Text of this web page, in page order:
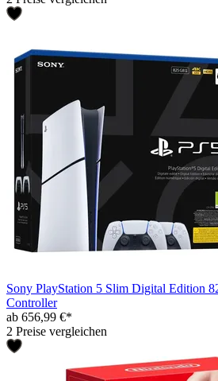
Sony PlayStation 5 Slim Digital Edition
Controller
ab 656,99 €*
2 Preise vergleichen